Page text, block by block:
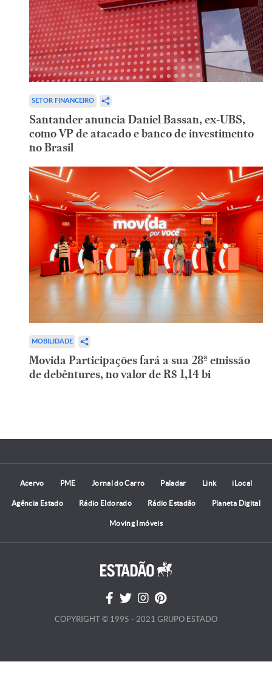
SETOR FINANCEIRO
Santander anuncia Daniel Bassan, ex-UBS,
como VP de atacado e banco de investimento
no Brasil
MOBILIDADE
Movida Participações fará a sua 28ª emissão
de debêntures, no valor de R$ 1,14 bi
Acervo PME Jornal do Carro Paladar Link iLocal
Agência Estado Rádio Eldorado Rádio Estadão Planeta Digital
Moving Imóveis
COPYRIGHT © 1995 - 2021 GRUPO ESTADO